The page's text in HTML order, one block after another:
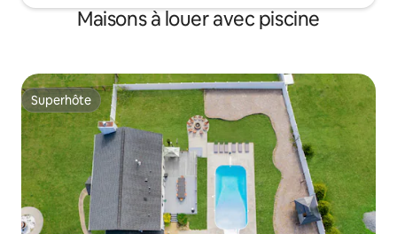
Maisons à louer avec piscine
Superhôte
Superhôte